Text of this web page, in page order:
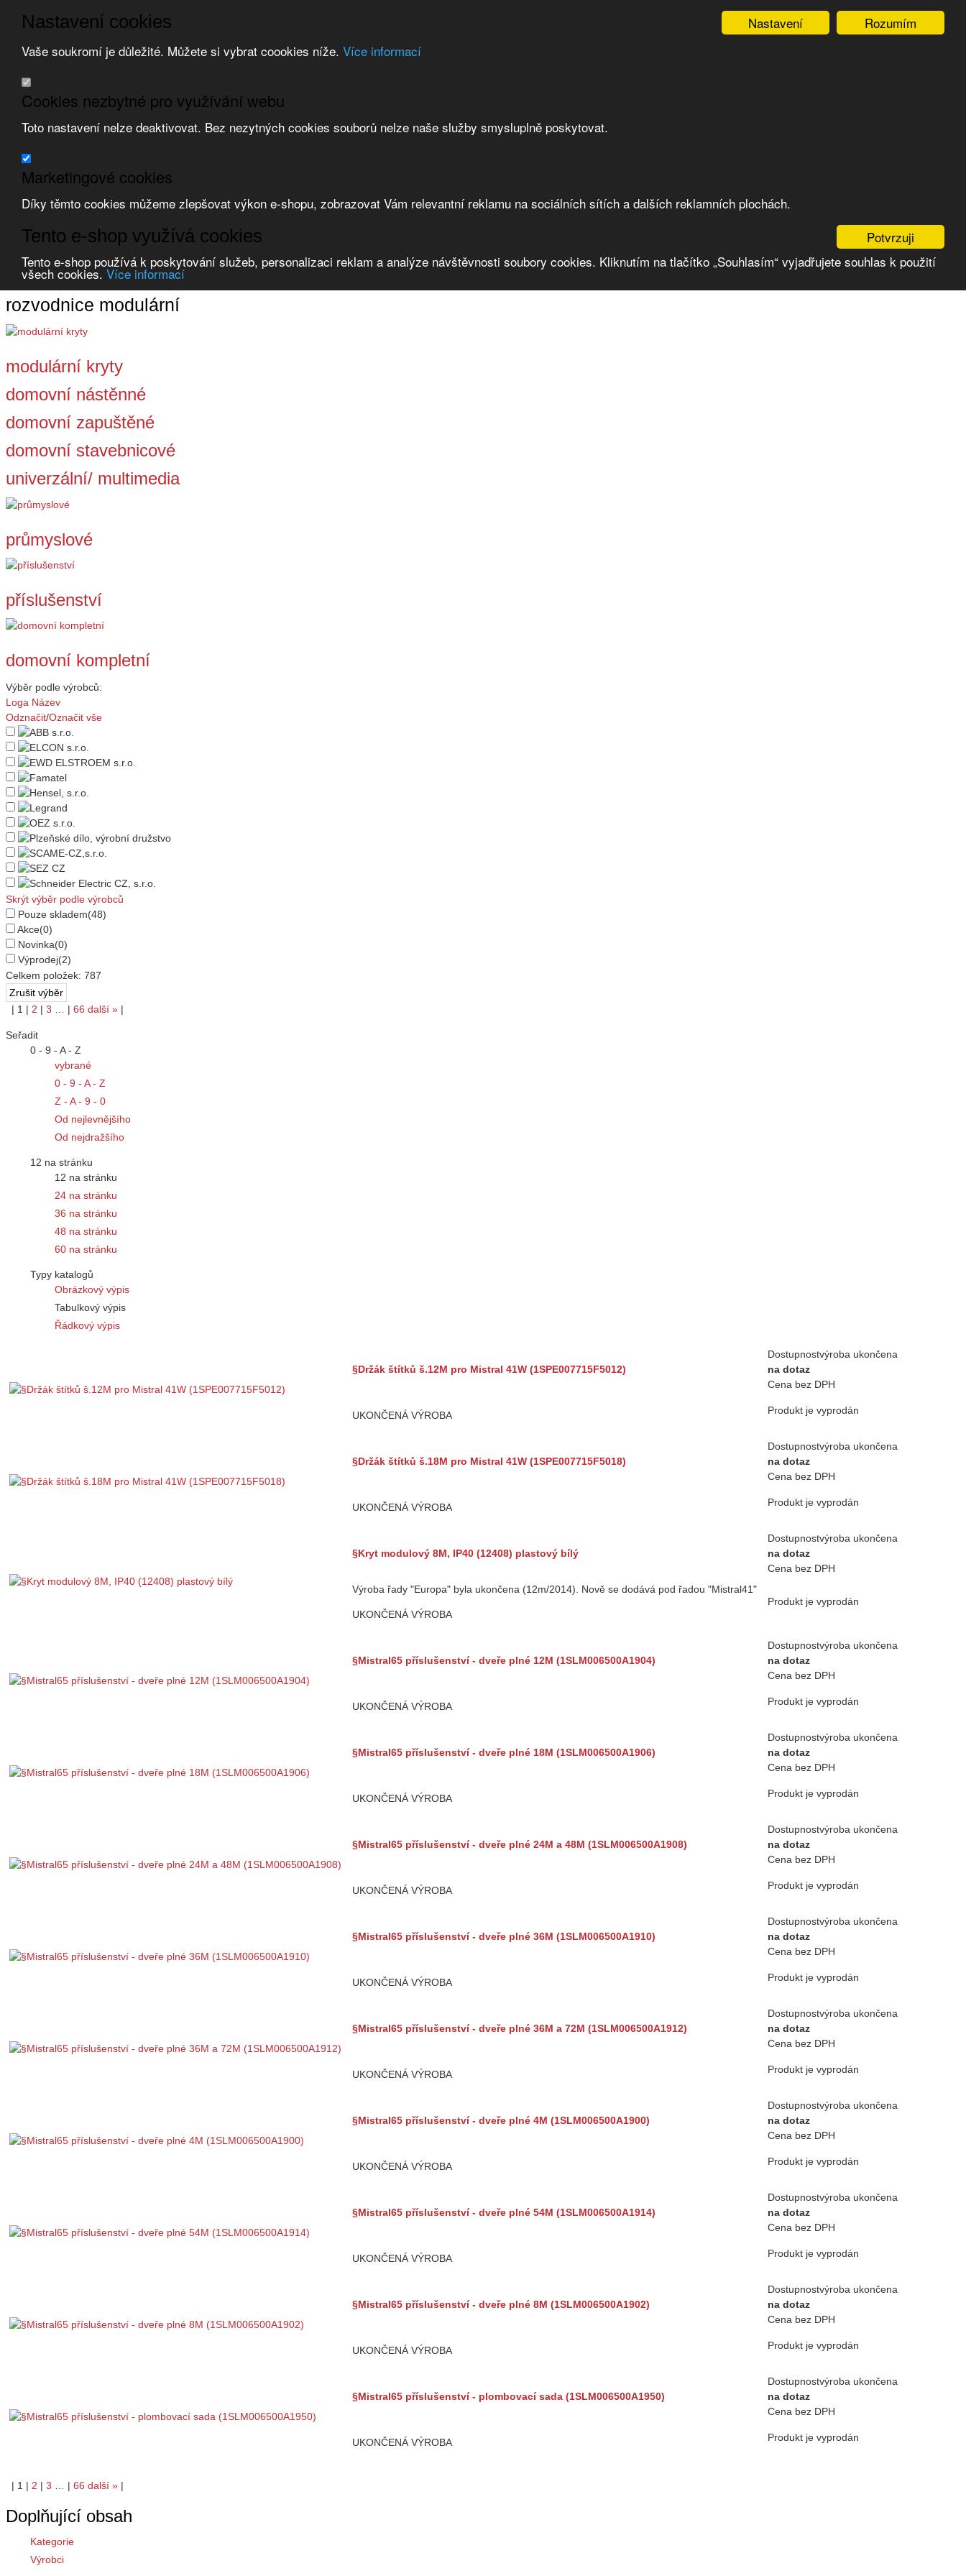
Rozumím
Nastavení
Nastavení cookies
Vaše soukromí je důležité. Můžete si vybrat coookies níže. Více informací
Cookies nezbytné pro využívání webu
Toto nastavení nelze deaktivovat. Bez nezytných cookies souborů nelze naše služby smysluplně poskytovat.
Marketingové cookies
Díky těmto cookies můžeme zlepšovat výkon e-shopu, zobrazovat Vám relevantní reklamu na sociálních sítích a dalších reklamních plochách.
Potvrzuji
Tento e-shop využívá cookies
Tento e-shop používá k poskytování služeb, personalizaci reklam a analýze návštěvnosti soubory cookies. Kliknutím na tlačítko „Souhlasím“ vyjadřujete souhlas k použití
všech cookies. Více informací
Přeskočit na hlavní obsah Přeskočit na doplňující obsah
Obchodní podmínky
Registrace
Zvolte měnu:
Přihlásit uživatele
Porovnat produkty 0
rozvodnice modulární
modulární kryty
domovní nástěnné
domovní zapuštěné
domovní stavebnicové
univerzální/ multimedia
průmyslové
příslušenství
domovní kompletní
Výběr podle výrobců:
Loga Název
Odznačit/Označit vše
Skrýt výběr podle výrobců
Pouze skladem(48)
Akce(0)
Novinka(0)
Výprodej(2)
Celkem položek: 787
| 1 | 2 | 3 … | 66 další » |
Seřadit
0 - 9 - A - Z
vybrané
0 - 9 - A - Z
Z - A - 9 - 0
Od nejlevnějšího
Od nejdražšího
12 na stránku
12 na stránku
24 na stránku
36 na stránku
48 na stránku
60 na stránku
Typy katalogů
Obrázkový výpis
Tabulkový výpis
Řádkový výpis
§Držák štítků š.12M pro Mistral 41W (1SPE007715F5012)
Dostupnostvýroba ukončena
na dotaz
Cena bez DPH
UKONČENÁ VÝROBA Produkt je vyprodán
§Držák štítků š.18M pro Mistral 41W (1SPE007715F5018)
Dostupnostvýroba ukončena
na dotaz
Cena bez DPH
UKONČENÁ VÝROBA Produkt je vyprodán
§Kryt modulový 8M, IP40 (12408) plastový bílý
Dostupnostvýroba ukončena
na dotaz
Cena bez DPH
Výroba řady "Europa" byla ukončena (12m/2014). Nově se dodává pod řadou "Mistral41"
UKONČENÁ VÝROBA
Produkt je vyprodán
§Mistral65 příslušenství - dveře plné 12M (1SLM006500A1904)
Dostupnostvýroba ukončena
na dotaz
Cena bez DPH
UKONČENÁ VÝROBA Produkt je vyprodán
§Mistral65 příslušenství - dveře plné 18M (1SLM006500A1906)
Dostupnostvýroba ukončena
na dotaz
Cena bez DPH
UKONČENÁ VÝROBA Produkt je vyprodán
§Mistral65 příslušenství - dveře plné 24M a 48M (1SLM006500A1908)
Dostupnostvýroba ukončena
na dotaz
Cena bez DPH
UKONČENÁ VÝROBA Produkt je vyprodán
§Mistral65 příslušenství - dveře plné 36M (1SLM006500A1910)
Dostupnostvýroba ukončena
na dotaz
Cena bez DPH
UKONČENÁ VÝROBA Produkt je vyprodán
§Mistral65 příslušenství - dveře plné 36M a 72M (1SLM006500A1912)
Dostupnostvýroba ukončena
na dotaz
Cena bez DPH
UKONČENÁ VÝROBA Produkt je vyprodán
§Mistral65 příslušenství - dveře plné 4M (1SLM006500A1900)
Dostupnostvýroba ukončena
na dotaz
Cena bez DPH
UKONČENÁ VÝROBA Produkt je vyprodán
§Mistral65 příslušenství - dveře plné 54M (1SLM006500A1914)
Dostupnostvýroba ukončena
na dotaz
Cena bez DPH
UKONČENÁ VÝROBA Produkt je vyprodán
§Mistral65 příslušenství - dveře plné 8M (1SLM006500A1902)
Dostupnostvýroba ukončena
na dotaz
Cena bez DPH
UKONČENÁ VÝROBA Produkt je vyprodán
§Mistral65 příslušenství - plombovací sada (1SLM006500A1950)
Dostupnostvýroba ukončena
na dotaz
Cena bez DPH
UKONČENÁ VÝROBA Produkt je vyprodán
| 1 | 2 | 3 | 66 další » |
Doplňující obsah
Kategorie
Výrobci